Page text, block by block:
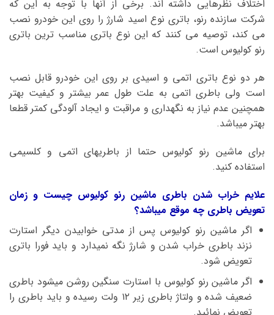
اختلاف نظرهایی داشته اند. برخی از آنها با توجه به این که
شرکت سازنده رنو، باتری نوع اسید شارژ را روی این خودرو نصب
می کند، توصیه می کنند که این نوع باتری مناسب ترین باتری
رنو کولیوس است.
هر دو نوع باتری اتمی و اسیدی بر روی این خودرو قابل نصب
است ولی باطری اتمی به علت طول عمر بیشتر و کیفیت بهتر
همچنین عدم نیاز به نگهداری و مراقبت و ایجاد آلودگی کمتر قطعا
بهتر میباشد.
برای ماشین رنو کولیوس حتما از باطریهای اتمی و کلسیمی
استفاده کنید.
علایم خراب شدن باطری ماشین رنو کولیوس چیست و زمان
تعویض باطری چه موقع میباشد؟
اگر ماشین رنو کولیوس پس از مدتی خوابیدن دیگر استارت
نزند باطری خراب شدن و شارژ نگه نمیدارد و باید فورا باتری
تعویض شود.
اگر ماشین رنو کولیوس با استارت سنگین روشن میشود باطری
ضعیف شده و ولتاژ باطری زیر ۱۲ ولت رسیده و باید باطری را